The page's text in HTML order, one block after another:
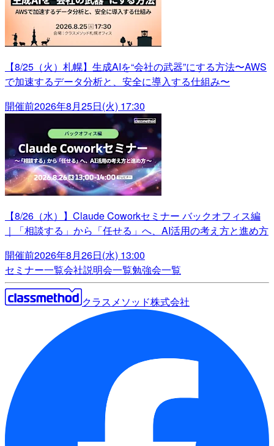
【8/25（火）札幌】生成AIを“会社の武器”にする方法〜AWS
で加速するデータ分析と、安全に導入する仕組み〜
開催前2026年8月25日(火) 17:30
【8/26（水）】Claude Coworkセミナー バックオフィス編
｜「相談する」から「任せる」へ、AI活用の考え方と進め方
開催前2026年8月26日(水) 13:00
セミナー一覧会社説明会一覧勉強会一覧
クラスメソッド株式会社